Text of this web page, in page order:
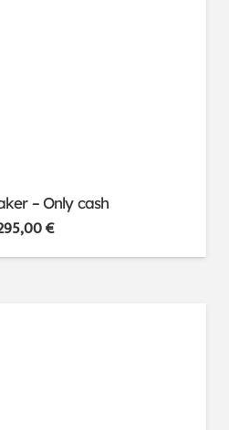
– Only cash
€